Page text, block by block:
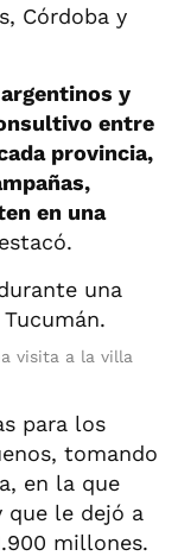
Córdoba y
y
entre
provincia,
en una
visita a la villa
para los
tomando
en la que
que le dejó a
millones.